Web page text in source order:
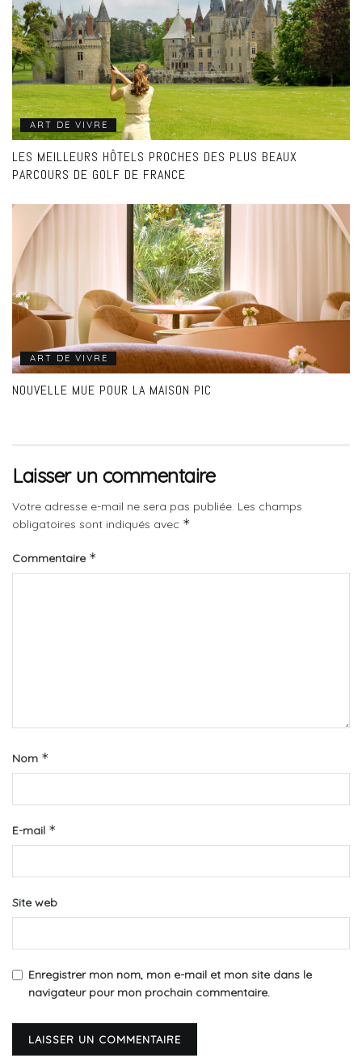
ART DE VIVRE
LES MEILLEURS HÔTELS PROCHES DES PLUS BEAUX
PARCOURS DE GOLF DE FRANCE
ART DE VIVRE
NOUVELLE MUE POUR LA MAISON PIC
Laisser un commentaire
Votre adresse e-mail ne sera pas publiée. Les champs
obligatoires sont indiqués avec *
Commentaire *
Nom *
E-mail *
Site web
Enregistrer mon nom, mon e-mail et mon site dans le
navigateur pour mon prochain commentaire.